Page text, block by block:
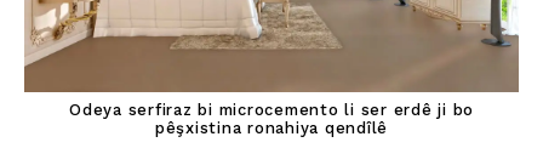
Odeya serfiraz bi microcemento li ser erdê ji bo
pêşxistina ronahiya qendîlê